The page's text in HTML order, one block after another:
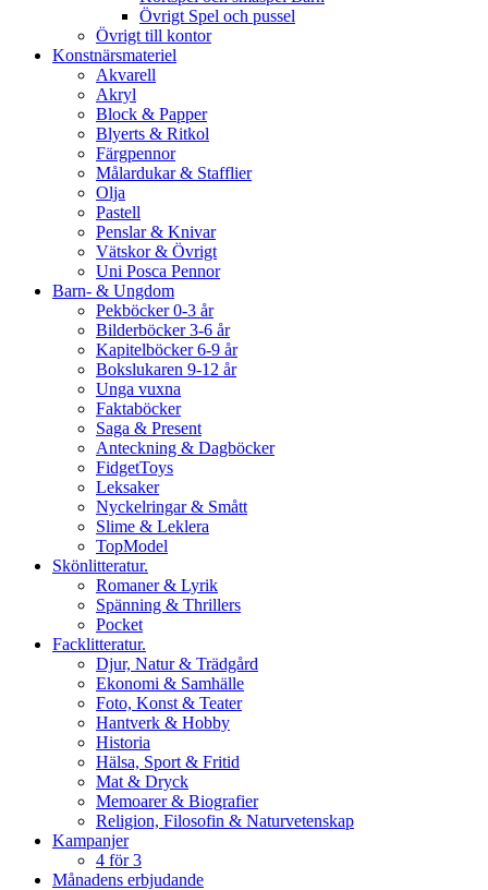
Övrigt Spel och pussel
Övrigt till kontor
Konstnärsmateriel
Akvarell
Akryl
Block & Papper
Blyerts & Ritkol
Färgpennor
Målardukar & Stafflier
Olja
Pastell
Penslar & Knivar
Vätskor & Övrigt
Uni Posca Pennor
Barn- & Ungdom
Pekböcker 0-3 år
Bilderböcker 3-6 år
Kapitelböcker 6-9 år
Bokslukaren 9-12 år
Unga vuxna
Faktaböcker
Saga & Present
Anteckning & Dagböcker
FidgetToys
Leksaker
Nyckelringar & Smått
Slime & Leklera
TopModel
Skönlitteratur.
Romaner & Lyrik
Spänning & Thrillers
Pocket
Facklitteratur.
Djur, Natur & Trädgård
Ekonomi & Samhälle
Foto, Konst & Teater
Hantverk & Hobby
Historia
Hälsa, Sport & Fritid
Mat & Dryck
Memoarer & Biografier
Religion, Filosofin & Naturvetenskap
Kampanjer
4 för 3
Månadens erbjudande